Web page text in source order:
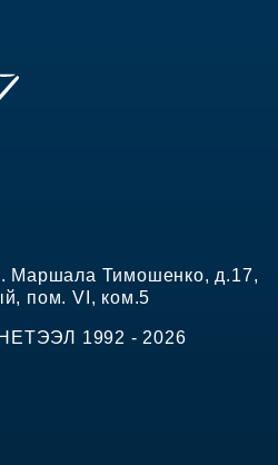
Маршала Тимошенко, д.17,
пом. VI, ком.5
1992 - 2026